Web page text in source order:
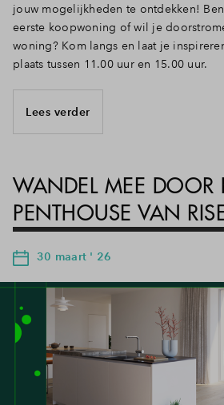
jouw mogelijkheden te ontdekken!
eerste koopwoning of wil je
woning? Kom langs en laat je
plaats tussen 11.00 uur en 15.00 uur.
Lees verder
WANDEL MEE DOOR
PENTHOUSE VAN
30 maart ' 26